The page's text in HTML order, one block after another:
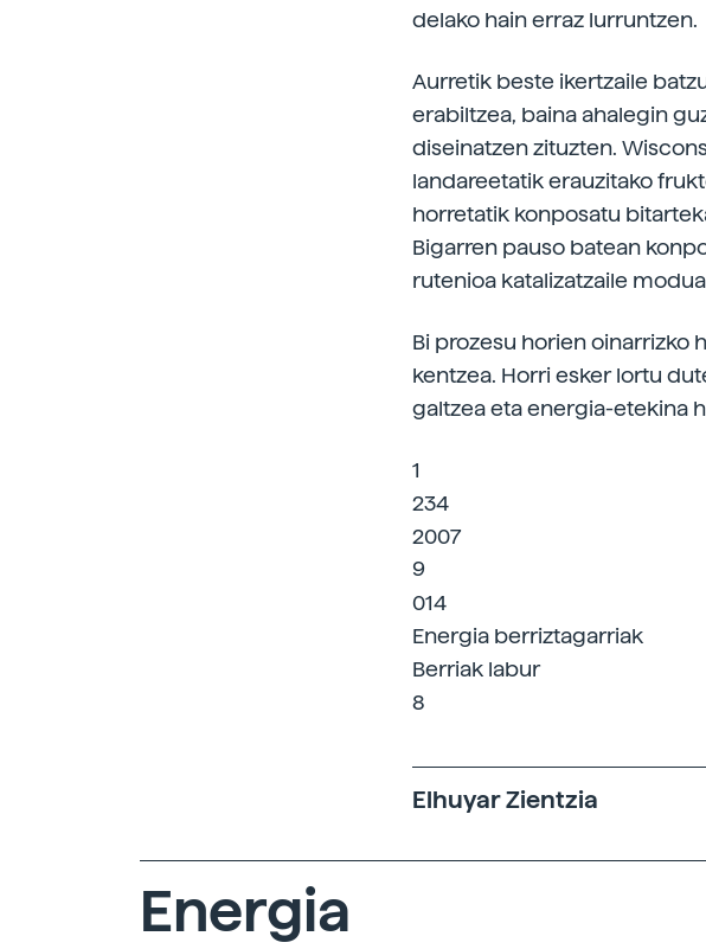
delako hain erraz lurruntzen.
Aurretik beste ikertzaile
erabiltzea, baina ahalegin
diseinatzen zituzten.
landareetatik erauzitako
horretatik konposatu
Bigarren pauso batean
rutenioa katalizatzaile
Bi prozesu horien oinarrizko
kentzea. Horri esker lortu
galtzea eta energia-etekina
1
234
2007
9
014
Energia berriztagarriak
Berriak labur
8
Elhuyar Zientzia
Energia